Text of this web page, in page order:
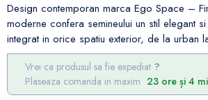
Design contemporan marca Ego Space –
moderne confera semineului un stil elegant
integrat in orice spatiu exterior, de la urban
Vrei ca produsul sa fie expediat
Plaseaza comanda in maxim 23 ore și 4